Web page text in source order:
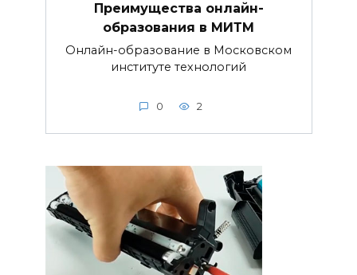
Преимущества онлайн-
образования в МИТМ
Онлайн-образование в Московском
институте технологий
0 2